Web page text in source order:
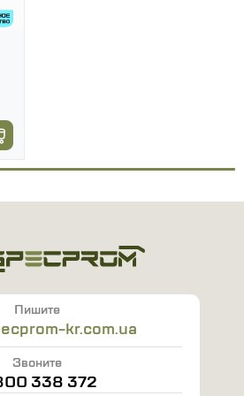
Пишите
kr.com.ua
Звоните
338 372